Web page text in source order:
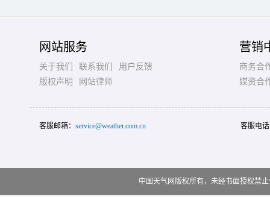
网站服务
关于我们 联系我们
用户反馈
版权声明
网站律师
营销
商务合
媒资合
客服邮箱： service@weather.com.cn 客服电
中国天气网版权所有，未经书面授权